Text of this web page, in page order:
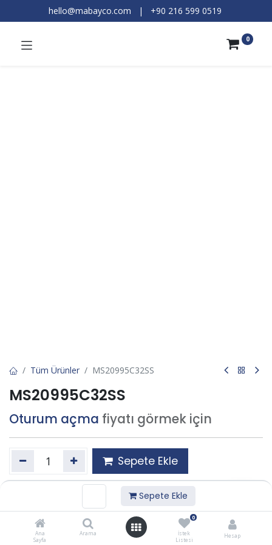
Sepete Ekle
Ana
Sayfa
Arama
0
İstek
Listesi
Hesap
hello@mabayco.com | +90 216 599 0519​
0
Tüm Ürünler MS20995C32SS
MS20995C32SS
Oturum açma fiyatı görmek için
Sepete Ekle
İstek listesine ekle
Paylaş :